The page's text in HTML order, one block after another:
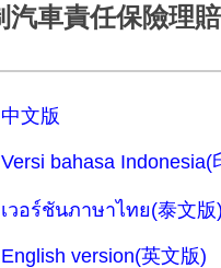
汽車責任保險理
中文版
Versi bahasa Indonesia(
เวอร์ชันภาษาไทย(泰文版)
English version(英文版)